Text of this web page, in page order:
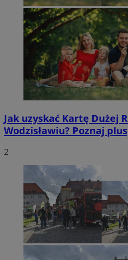
Jak uzyskać Kartę Dużej
Wodzisławiu? Poznaj
2